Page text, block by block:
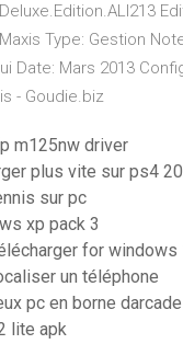
Type: Gestion
Date: Mars 2013
- Goudie.biz
m125nw driver
plus vite sur ps4
sur pc
xp pack 3
for
un téléphone
pc en borne darcade
lite apk